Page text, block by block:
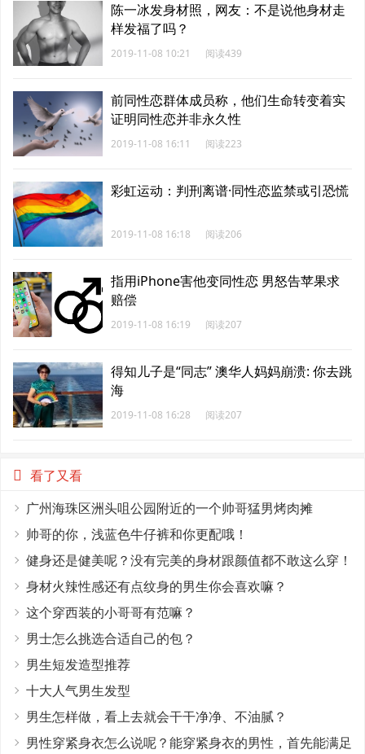
陈一冰发身材照，网友：不是说他身材走
样发福了吗？
2019-11-08 10:21 阅读439
前同性恋群体成员称，他们生命转变着实
证明同性恋并非永久性
2019-11-08 16:11 阅读223
彩虹运动：判刑离谱·同性恋监禁或引恐慌
2019-11-08 16:18 阅读206
指用iPhone害他变同性恋 男怒告苹果求
赔偿
2019-11-08 16:19 阅读207
得知儿子是“同志” 澳华人妈妈崩溃: 你去跳
海
2019-11-08 16:28 阅读207
看了又看
广州海珠区洲头咀公园附近的一个帅哥猛男烤肉摊
帅哥的你，浅蓝色牛仔裤和你更配哦！
健身还是健美呢？没有完美的身材跟颜值都不敢这么穿！
身材火辣性感还有点纹身的男生你会喜欢嘛？
这个穿西装的小哥哥有范嘛？
男士怎么挑选合适自己的包？
男生短发造型推荐
十大人气男生发型
男生怎样做，看上去就会干干净净、不油腻？
男性穿紧身衣怎么说呢？能穿紧身衣的男性，首先能满足